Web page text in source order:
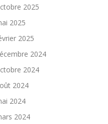
2025
2025
2025
2024
2024
2024
2024
2024